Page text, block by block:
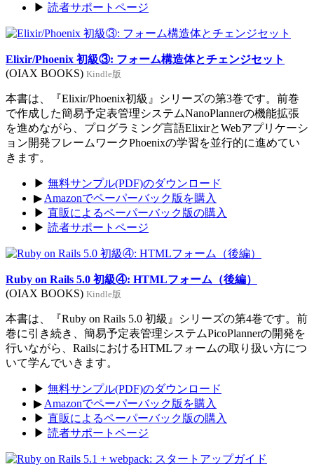
▶ 読者サポートページ
Elixir/Phoenix 初級③: フォーム構造体とチェンジセット
(OIAX BOOKS) Kindle版
本書は、『Elixir/Phoenix初級』シリーズの第3巻です。前巻
で作成した簡易予定表管理システムNanoPlannerの機能拡張
を進めながら、プログラミング言語ElixirとWebアプリケーシ
ョン開発フレームワークPhoenixの学習を並行的に進めてい
きます。
▶ 無料サンプル(PDF)のダウンロード
▶ Amazonでペーパーバック版を購入
▶ 直販によるペーパーバック版の購入
▶ 読者サポートページ
Ruby on Rails 5.0 初級④: HTMLフォーム（後編）
(OIAX BOOKS) Kindle版
本書は、『Ruby on Rails 5.0 初級』シリーズの第4巻です。前
巻に引き続き、簡易予定表管理システムPicoPlannerの開発を
行いながら、RailsにおけるHTMLフォームの取り扱い方につ
いて学んでいきます。
▶ 無料サンプル(PDF)のダウンロード
▶ Amazonでペーパーバック版を購入
▶ 直販によるペーパーバック版の購入
▶ 読者サポートページ